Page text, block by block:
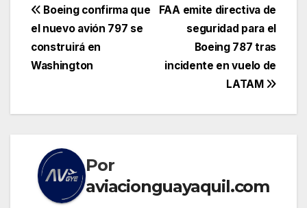
Navegación
de
entradas
FAA emite directiva de
seguridad para el
Boeing 787 tras
incidente en vuelo de
LATAM
Boeing confirma que
el nuevo avión 797 se
construirá en
Washington
Por
aviacionguayaquil.com